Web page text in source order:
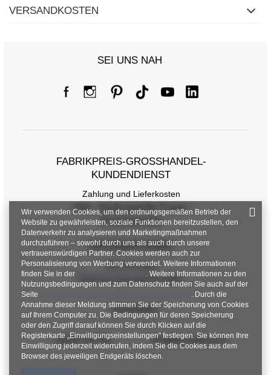
VERSANDKOSTEN
SEI UNS NAH
FABRIKPREIS-GROSSHANDEL-K
UNDENDIENST
Zahlung und Lieferkosten
FAQ - Häufig gestellte Fragen
Rückgabepolitik
INFORMATIONEN
Verordnungen
Datenschutzbestimmungen
KONTAKT
+48 601 547 740 hurt@factoryprice.eu
Wir verwenden Cookies, um den ordnungsgemäßen Betrieb der
Website zu gewährleisten, soziale Funktionen bereitzustellen, den
Datenverkehr zu analysieren und Marketingmaßnahmen
durchzuführen – sowohl durch uns als auch durch unsere
vertrauenswürdigen Partner. Cookies werden auch zur
Personalisierung von Werbung verwendet. Weitere Informationen
finden Sie in der
Datenschutzrichtlinie. Weitere Informationen zu den
Nutzungsbedingungen und zum Datenschutz finden Sie auch auf der
Seite
. Durch die
Annahme dieser Meldung stimmen Sie der Speicherung von Cookies
auf Ihrem Computer zu. Die Bedingungen für deren Speicherung
oder den Zugriff darauf können Sie durch Klicken auf die
Registerkarte „Einwilligungseinstellungen" festlegen. Sie können Ihre
Einwilligung jederzeit widerrufen, indem Sie die Cookies aus dem
Browser des jeweiligen Endgeräts löschen.